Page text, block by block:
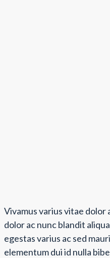
Vivamus varius vitae
dolor ac nunc blandit
egestas varius ac sed
elementum dui id nulla